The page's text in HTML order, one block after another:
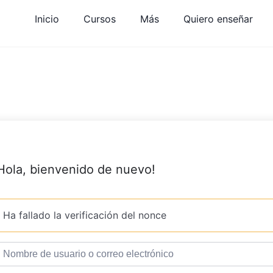
Inicio Cursos Más Quiero enseñar
bienvenido de nuevo!
Ha fallado la verificación del nonce